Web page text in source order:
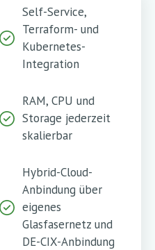
Self-Service,
Terraform- und
Kubernetes-
Integration
RAM, CPU und
Storage jederzeit
skalierbar
Hybrid-Cloud-
Anbindung über
eigenes
Glasfasernetz und
DE-CIX-Anbindung